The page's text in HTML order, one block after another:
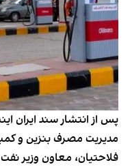
پس از انتشار سند ایران
مدیریت مصرف بنزین و
فلاحتیان، معاون وزیر